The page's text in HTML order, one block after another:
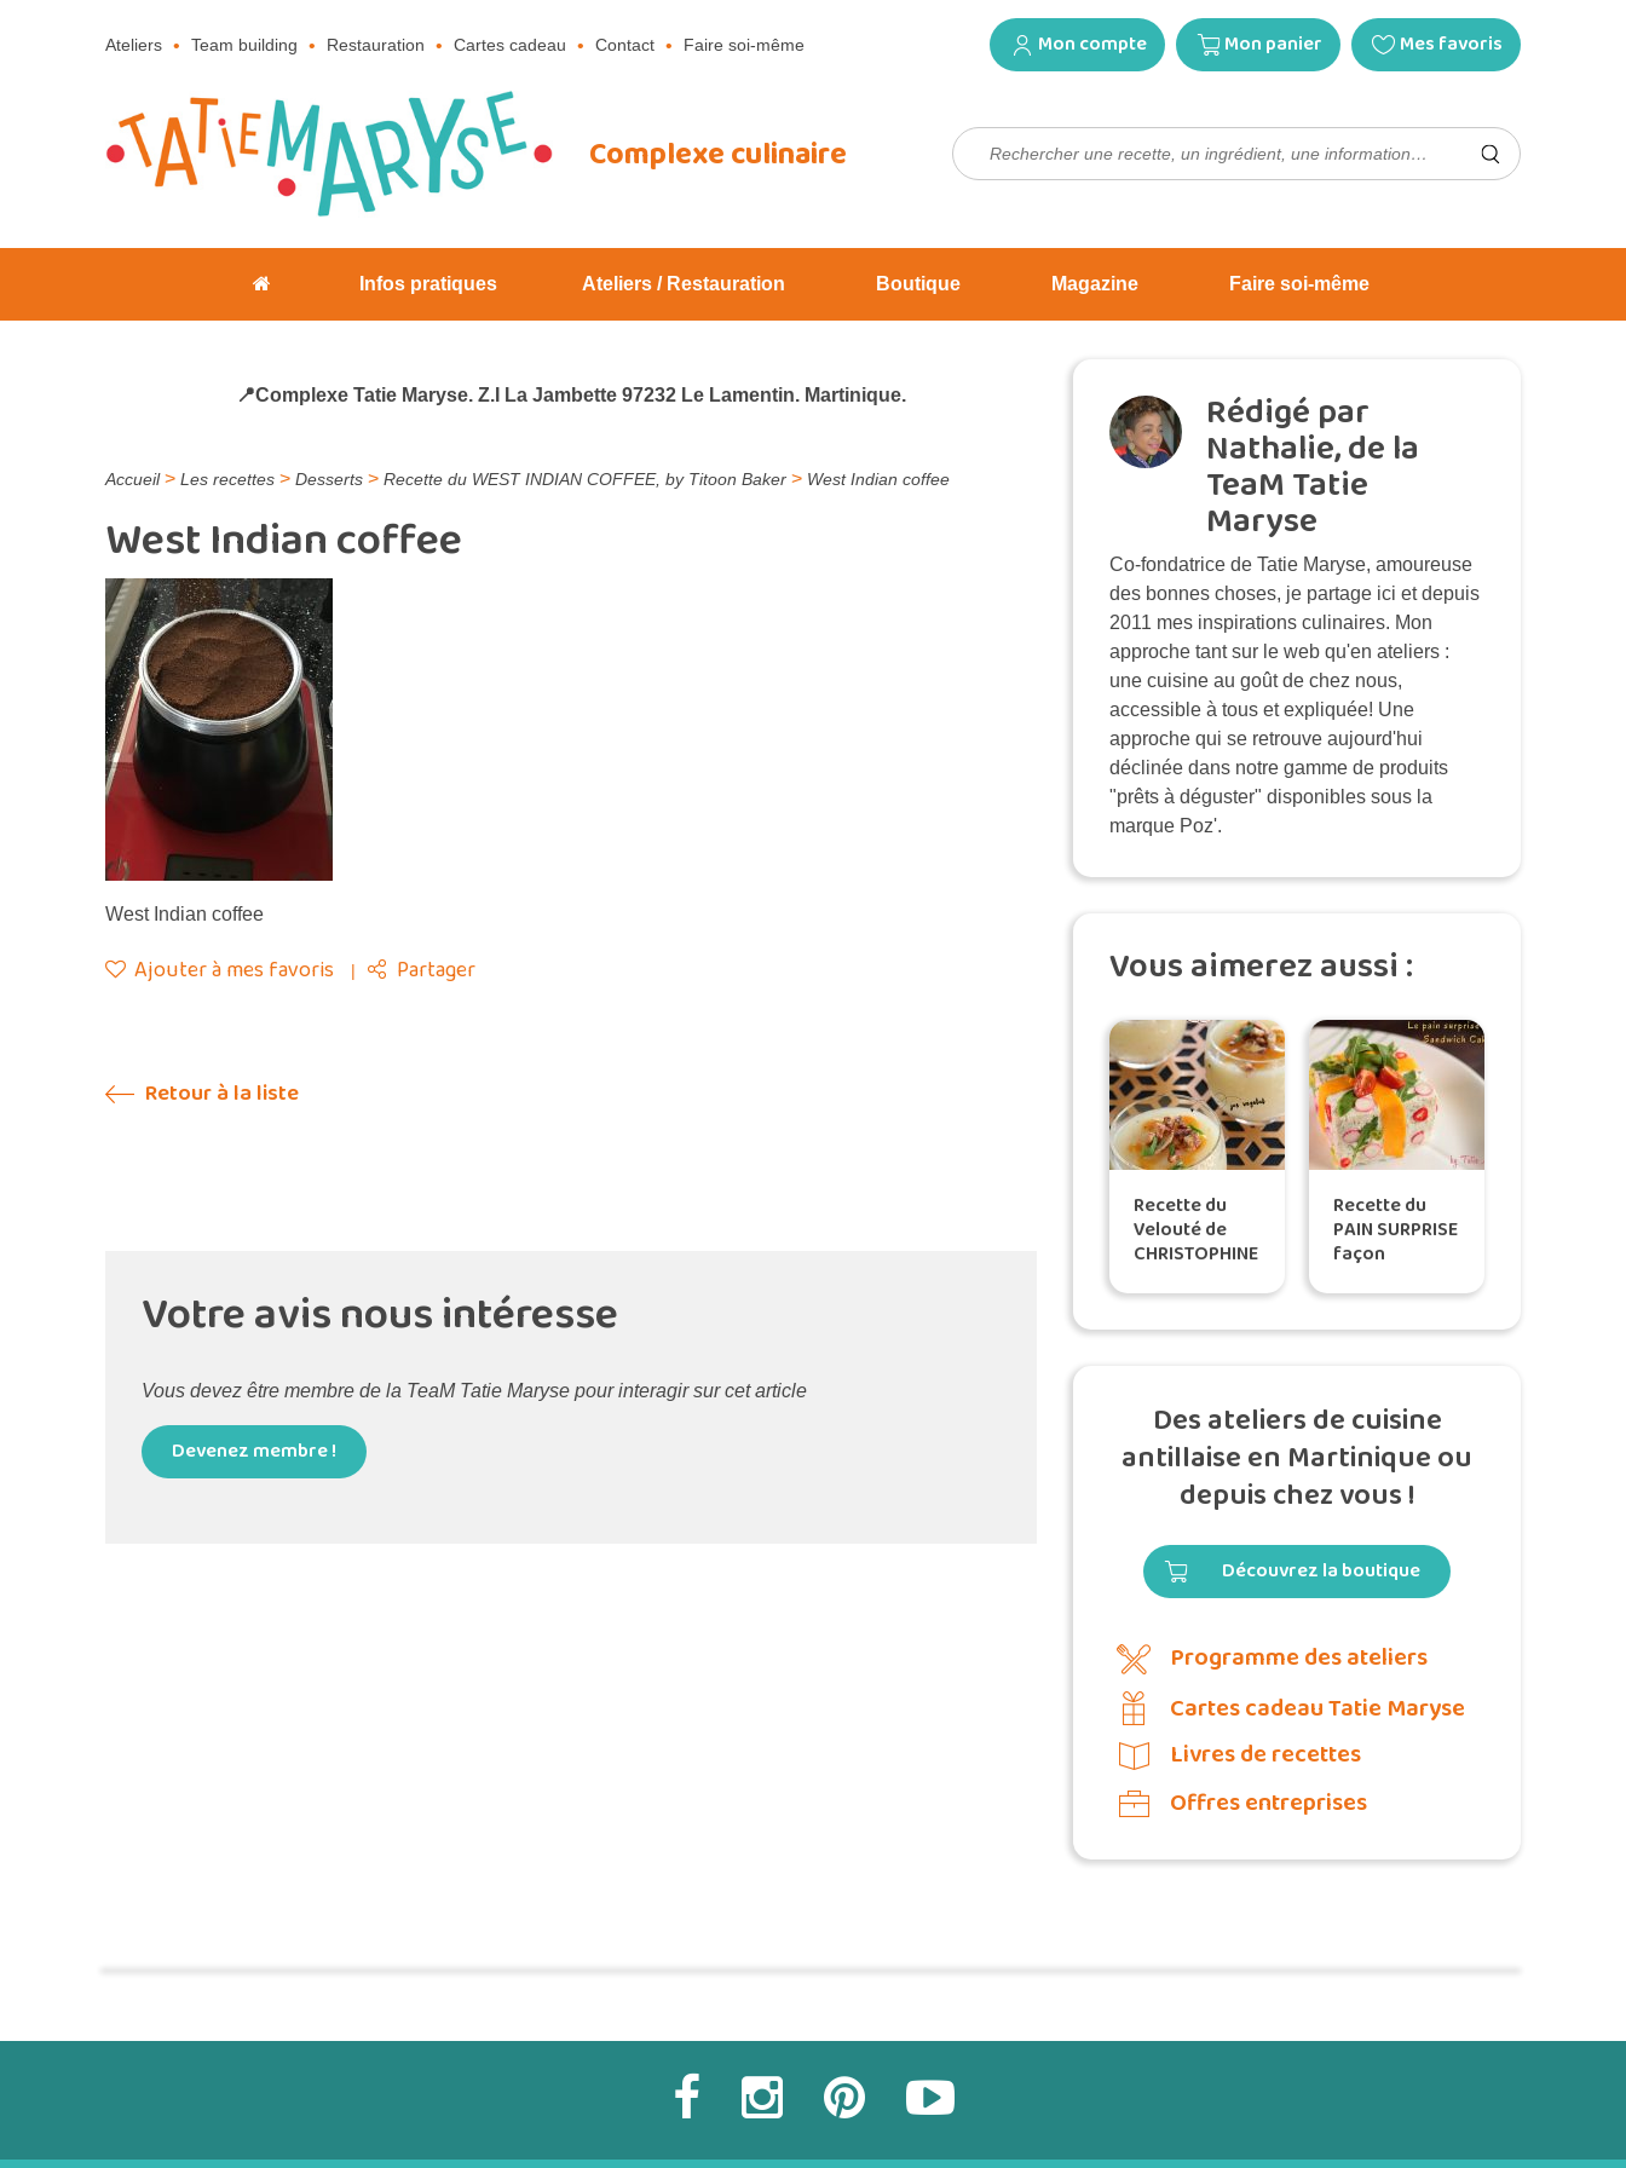
Ateliers Team building Restauration Cartes cadeau Contact Faire soi-même Mon compte Mon panier Mes favoris
Complexe culinaire Rechercher :
Infos pratiques Ateliers / Restauration Boutique Magazine Faire soi-même
📍Complexe Tatie Maryse. Z.I La Jambette 97232 Le Lamentin. Martinique.
Accueil> Les recettes > Desserts > Recette du WEST INDIAN COFFEE, by Titoon Baker > West Indian coffee
West Indian coffee
West Indian coffee
Ajouter à mes favoris Partager
Retour à la liste
Votre avis nous intéresse
Vous devez être membre de la TeaM Tatie Maryse pour interagir sur cet article
Devenez membre !
Rédigé par
Nathalie, de la
TeaM Tatie
Maryse
Co-fondatrice de Tatie Maryse, amoureuse
des bonnes choses, je partage ici et depuis
2011 mes inspirations culinaires. Mon
approche tant sur le web qu'en ateliers :
une cuisine au goût de chez nous,
accessible à tous et expliquée! Une
approche qui se retrouve aujourd'hui
déclinée dans notre gamme de produits
"prêts à déguster" disponibles sous la
marque Poz'.
Vous aimerez aussi :
Recette du
Velouté de
CHRISTOPHINE
Titoon Baker
Recette du
PAIN SURPRISE
façon
cake, selon
Tatie Maryse
Des ateliers de cuisine
antillaise en Martinique ou
depuis chez vous !
Découvrez la boutique
Programme des ateliers
Cartes cadeau Tatie Maryse
Livres de recettes
Offres entreprises